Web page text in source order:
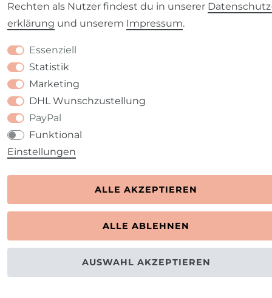
Rechten als Nutzer findest du in unserer
erklärung und unserem Impressum.
Essenziell
Statistik
Marketing
DHL Wunschzustellung
PayPal
Funktional
Einstellungen
ALLE AKZEPTIEREN
ALLE ABLEHNEN
AUSWAHL AKZEPTIEREN